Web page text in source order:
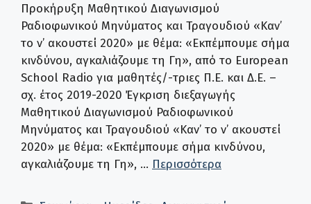
Προκήρυξη Μαθητικού Διαγωνισμού
Ραδιοφωνικού Μηνύματος και Τραγουδιού «Καν’
το ν’ ακουστεί 2020» με θέμα: «Εκπέμπουμε σήμα
κινδύνου, αγκαλιάζουμε τη Γη», από το European
School Radio για μαθητές/-τριες Π.Ε. και Δ.Ε. –
σχ. έτος 2019-2020 Έγκριση διεξαγωγής
Μαθητικού Διαγωνισμού Ραδιοφωνικού
Μηνύματος και Τραγουδιού «Καν’ το ν’ ακουστεί
2020» με θέμα: «Εκπέμπουμε σήμα κινδύνου,
αγκαλιάζουμε τη Γη», … Περισσότερα